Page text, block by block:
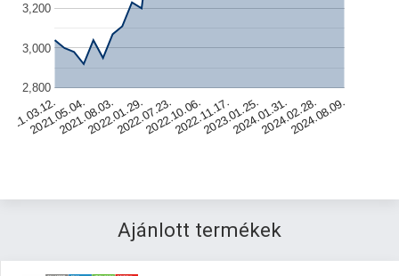
2021.05.04.2021.08.03.2022.01.29.2022.07.23.2022.10.06.2022.11.17.2023.01.25.2024.01.31.2024.02.28.
2024.08.09.
2,800
3,000
3,200
Ajánlott termékek